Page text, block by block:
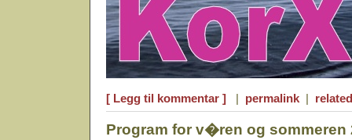
[ Legg til kommentar ] | permalink |
Program for v�ren og sommeren